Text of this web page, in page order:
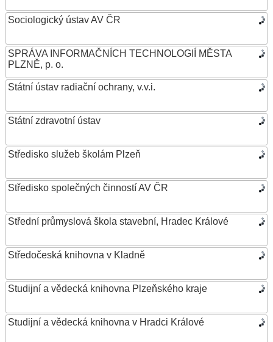
Sociologický ústav AV ČR
SPRÁVA INFORMAČNÍCH TECHNOLOGIÍ MĚSTA
PLZNĚ, p. o.
Státní ústav radiační ochrany, v.v.i.
Státní zdravotní ústav
Středisko služeb školám Plzeň
Středisko společných činností AV ČR
Střední průmyslová škola stavební, Hradec Králové
Středočeská knihovna v Kladně
Studijní a vědecká knihovna Plzeňského kraje
Studijní a vědecká knihovna v Hradci Králové